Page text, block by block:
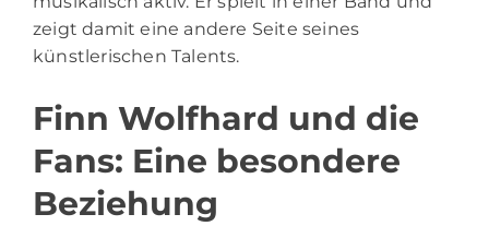
zeigt damit eine andere Seite seines
künstlerischen Talents.
Finn Wolfhard und die
Fans: Eine besondere
Beziehung